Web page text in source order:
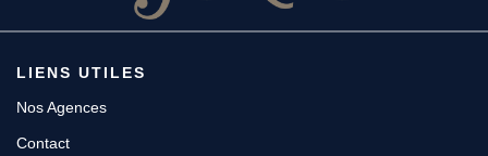
LIENS UTILES
Nos Agences
Contact